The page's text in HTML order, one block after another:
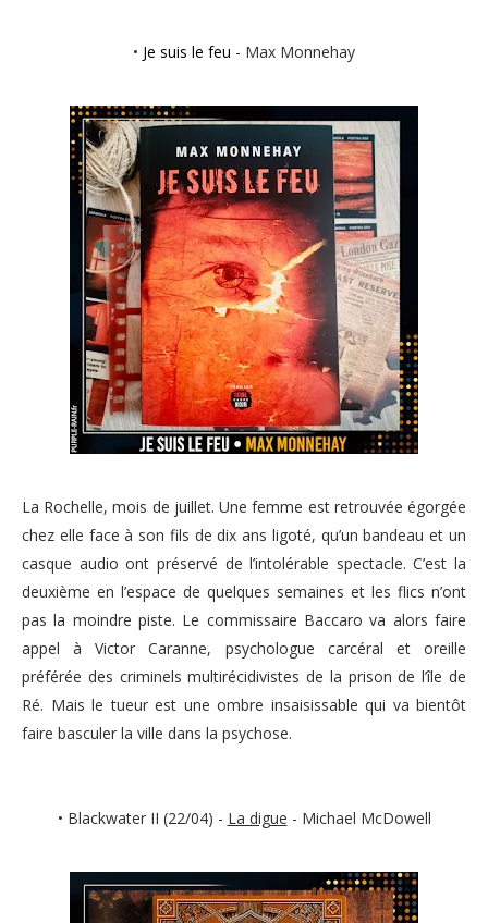
• Je suis le feu - Max Monnehay
La Rochelle, mois de juillet. Une femme est retrouvée égorgée
chez elle face à son fils de dix ans ligoté, qu’un bandeau et un
casque audio ont préservé de l’intolérable spectacle. C’est la
deuxième en l’espace de quelques semaines et les flics n’ont
pas la moindre piste. Le commissaire Baccaro va alors faire
appel à Victor Caranne, psychologue carcéral et oreille
préférée des criminels multirécidivistes de la prison de l’île de
Ré. Mais le tueur est une ombre insaisissable qui va bientôt
faire basculer la ville dans la psychose.
• Blackwater II (22/04) - La digue - Michael McDowell